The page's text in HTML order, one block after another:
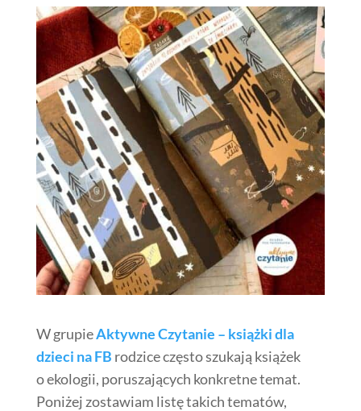
W grupieAktywne Czytanie – książki dla
dzieci na FB rodzice często szukają książek
o ekologii, poruszających konkretne temat.
Poniżej zostawiam listę takich tematów,